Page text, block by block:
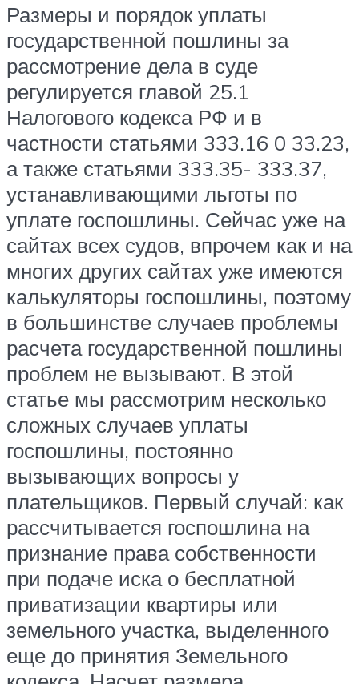
Размеры и порядок уплаты
государственной пошлины за
рассмотрение дела в суде
регулируется главой 25.1
Налогового кодекса РФ и в
частности статьями 333.16 0 33.23,
а также статьями 333.35- 333.37,
устанавливающими льготы по
уплате госпошлины. Сейчас уже на
сайтах всех судов, впрочем как и на
многих других сайтах уже имеются
калькуляторы госпошлины, поэтому
в большинстве случаев проблемы
расчета государственной пошлины
проблем не вызывают. В этой
статье мы рассмотрим несколько
сложных случаев уплаты
госпошлины, постоянно
вызывающих вопросы у
плательщиков. Первый случай: как
рассчитывается госпошлина на
признание права собственности
при подаче иска о бесплатной
приватизации квартиры или
земельного участка, выделенного
еще до принятия Земельного